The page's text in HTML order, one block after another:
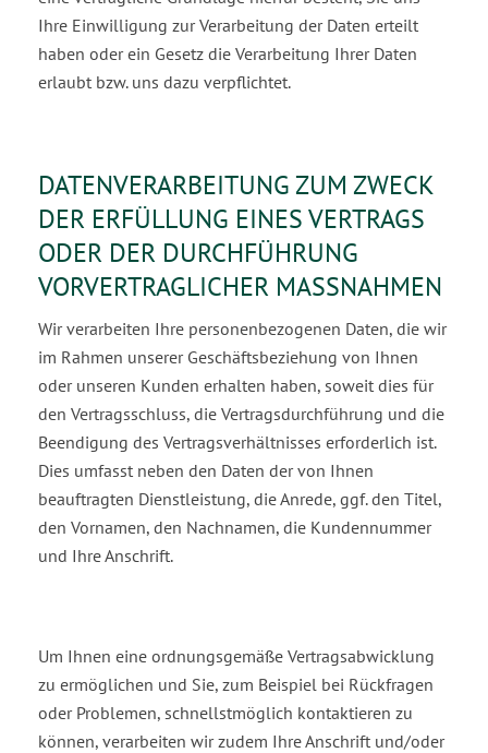
Ihre Einwilligung zur Verarbeitung der Daten erteilt
haben oder ein Gesetz die Ver­arbeitung Ihrer Daten
erlaubt bzw. uns dazu verpflichtet.
DATENVERARBEITUNG ZUM ZWECK
DER ERFÜLLUNG EINES VERTRAGS
ODER DER DURCHFÜHRUNG
VORVERTRAGLICHER MASSNAHMEN
Wir verarbeiten Ihre personenbezogenen Daten, die wir
im Rahmen unserer Geschäftsbeziehung von Ihnen
oder unseren Kunden erhalten haben, soweit dies für
den Vertragsschluss, die Vertragsdurch­führung und die
Beendigung des Vertragsverhältnisses erforderlich ist.
Dies umfasst neben den Daten der von Ihnen
beauftragten Dienstleistung, die Anrede, ggf. den Titel,
den Vornamen, den Nachna­men, die Kundennummer
und Ihre Anschrift.
Um Ihnen eine ordnungsgemäße Vertragsabwicklung
zu ermöglichen und Sie, zum Beispiel bei Rück­fragen
oder Problemen, schnellstmöglich kontaktieren zu
können, verarbeiten wir zudem Ihre An­schrift und/oder